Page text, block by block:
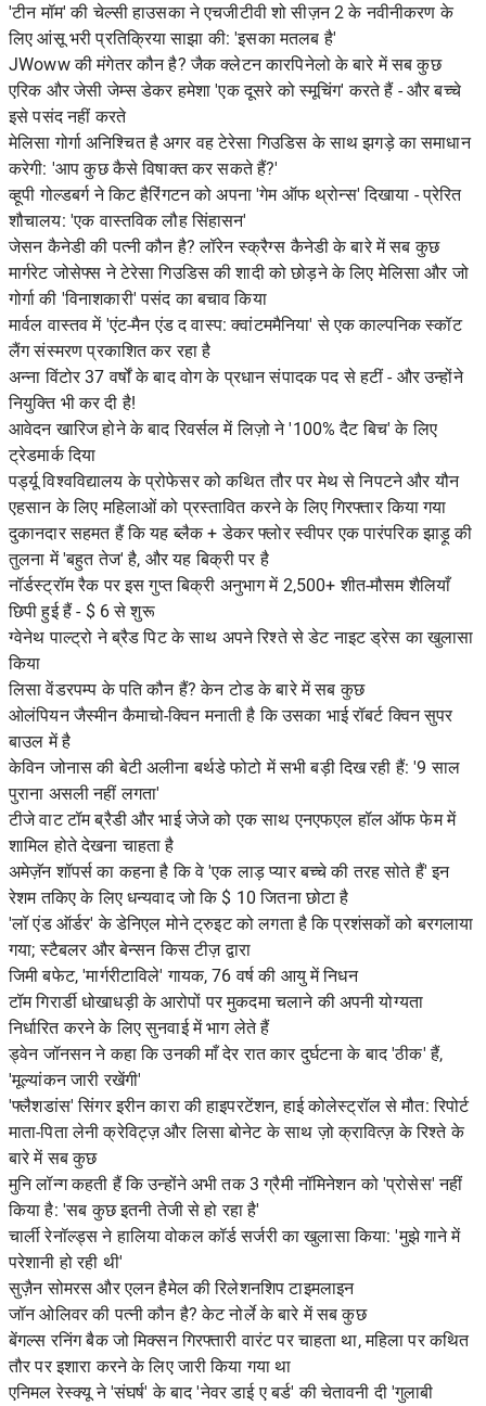
'टीन मॉम' की चेल्सी हाउसका ने एचजीटीवी शो सीज़न 2 के नवीनीकरण के
लिए आंसू भरी प्रतिक्रिया साझा की: 'इसका मतलब है'
JWoww की मंगेतर कौन है? जैक क्लेटन कारपिनेलो के बारे में सब कुछ
एरिक और जेसी जेम्स डेकर हमेशा 'एक दूसरे को स्मूचिंग' करते हैं - और बच्चे
इसे पसंद नहीं करते
मेलिसा गोर्गा अनिश्चित है अगर वह टेरेसा गिउडिस के साथ झगड़े का समाधान
करेगी: 'आप कुछ कैसे विषाक्त कर सकते हैं?'
व्हूपी गोल्डबर्ग ने किट हैरिंगटन को अपना 'गेम ऑफ थ्रोन्स' दिखाया - प्रेरित
शौचालय: 'एक वास्तविक लौह सिंहासन'
जेसन कैनेडी की पत्नी कौन है? लॉरेन स्क्रैग्स कैनेडी के बारे में सब कुछ
मार्गरेट जोसेफ्स ने टेरेसा गिउडिस की शादी को छोड़ने के लिए मेलिसा और जो
गोर्गा की 'विनाशकारी' पसंद का बचाव किया
मार्वल वास्तव में 'एंट-मैन एंड द वास्प: क्वांटममैनिया' से एक काल्पनिक स्कॉट
लैंग संस्मरण प्रकाशित कर रहा है
अन्ना विंटोर 37 वर्षों के बाद वोग के प्रधान संपादक पद से हटीं - और उन्होंने
नियुक्ति भी कर दी है!
आवेदन खारिज होने के बाद रिवर्सल में लिज़ो ने '100% दैट बिच' के लिए
ट्रेडमार्क दिया
पर्ड्यू विश्वविद्यालय के प्रोफेसर को कथित तौर पर मेथ से निपटने और यौन
एहसान के लिए महिलाओं को प्रस्तावित करने के लिए गिरफ्तार किया गया
दुकानदार सहमत हैं कि यह ब्लैक + डेकर फ्लोर स्वीपर एक पारंपरिक झाड़ू की
तुलना में 'बहुत तेज' है, और यह बिक्री पर है
नॉर्डस्ट्रॉम रैक पर इस गुप्त बिक्री अनुभाग में 2,500+ शीत-मौसम शैलियाँ
छिपी हुई हैं - $ 6 से शुरू
ग्वेनेथ पाल्ट्रो ने ब्रैड पिट के साथ अपने रिश्ते से डेट नाइट ड्रेस का खुलासा
किया
लिसा वेंडरपम्प के पति कौन हैं? केन टोड के बारे में सब कुछ
ओलंपियन जैस्मीन कैमाचो-क्विन मनाती है कि उसका भाई रॉबर्ट क्विन सुपर
बाउल में है
केविन जोनास की बेटी अलीना बर्थडे फोटो में सभी बड़ी दिख रही हैं: '9 साल
पुराना असली नहीं लगता'
टीजे वाट टॉम ब्रैडी और भाई जेजे को एक साथ एनएफएल हॉल ऑफ फेम में
शामिल होते देखना चाहता है
अमेज़ॅन शॉपर्स का कहना है कि वे 'एक लाड़ प्यार बच्चे की तरह सोते हैं' इन
रेशम तकिए के लिए धन्यवाद जो कि $ 10 जितना छोटा है
'लॉ एंड ऑर्डर' के डेनिएल मोने ट्रुइट को लगता है कि प्रशंसकों को बरगलाया
गया; स्टैबलर और बेन्सन किस टीज़ द्वारा
जिमी बफेट, 'मार्गरीटाविले' गायक, 76 वर्ष की आयु में निधन
टॉम गिरार्डी धोखाधड़ी के आरोपों पर मुकदमा चलाने की अपनी योग्यता
निर्धारित करने के लिए सुनवाई में भाग लेते हैं
ड्वेन जॉनसन ने कहा कि उनकी माँ देर रात कार दुर्घटना के बाद 'ठीक' हैं,
'मूल्यांकन जारी रखेंगी'
'फ्लैशडांस' सिंगर इरीन कारा की हाइपरटेंशन, हाई कोलेस्ट्रॉल से मौत: रिपोर्ट
माता-पिता लेनी क्रेविट्ज़ और लिसा बोनेट के साथ ज़ो क्रावित्ज़ के रिश्ते के
बारे में सब कुछ
मुनि लॉन्ग कहती हैं कि उन्होंने अभी तक 3 ग्रैमी नॉमिनेशन को 'प्रोसेस' नहीं
किया है: 'सब कुछ इतनी तेजी से हो रहा है'
चार्ली रेनॉल्ड्स ने हालिया वोकल कॉर्ड सर्जरी का खुलासा किया: 'मुझे गाने में
परेशानी हो रही थी'
सुज़ैन सोमरस और एलन हैमेल की रिलेशनशिप टाइमलाइन
जॉन ओलिवर की पत्नी कौन है? केट नोर्ले के बारे में सब कुछ
बेंगल्स रनिंग बैक जो मिक्सन गिरफ्तारी वारंट पर चाहता था, महिला पर कथित
तौर पर इशारा करने के लिए जारी किया गया था
एनिमल रेस्क्यू ने 'संघर्ष' के बाद 'नेवर डाई ए बर्ड' की चेतावनी दी 'गुलाबी